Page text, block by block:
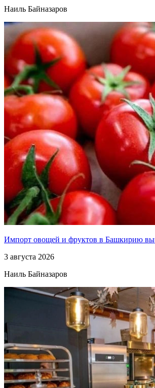
Наиль Байназаров
Импорт овощей и фруктов в Башкирию
3 августа 2026
Наиль Байназаров